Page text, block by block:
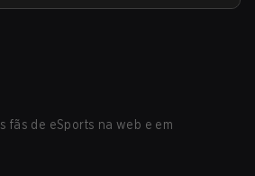
fãs de eSports na web e em